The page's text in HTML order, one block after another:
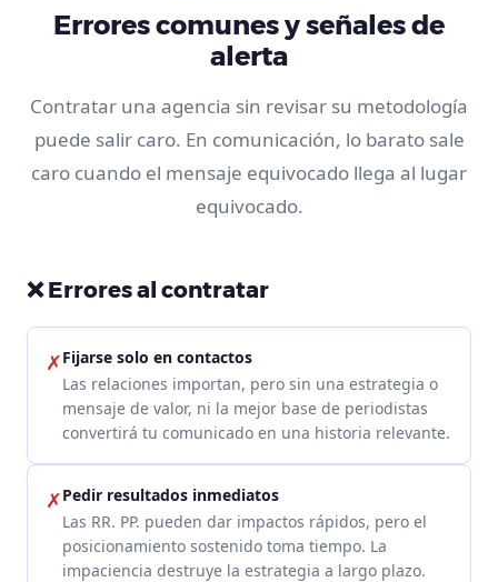
Errores comunes y señales de
alerta
Contratar una agencia sin revisar su metodología
puede salir caro. En comunicación, lo barato sale
caro cuando el mensaje equivocado llega al lugar
equivocado.
❌ Errores al contratar
✗Fijarse solo en contactos
Las relaciones importan, pero sin una estrategia o
mensaje de valor, ni la mejor base de periodistas
convertirá tu comunicado en una historia relevante.
✗Pedir resultados inmediatos
Las RR. PP. pueden dar impactos rápidos, pero el
posicionamiento sostenido toma tiempo. La
impaciencia destruye la estrategia a largo plazo.